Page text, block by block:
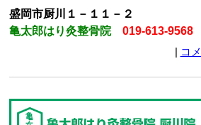
盛岡市厨川１－１１－２
亀太郎はり灸整骨院
019-613-9568
| コ